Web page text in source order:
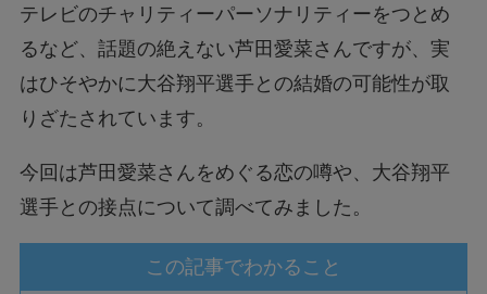
テレビのチャリティーパーソナリティーをつとめ
るなど、話題の絶えない芦田愛菜さんですが、実
はひそやかに大谷翔平選手との結婚の可能性が取
りざたされています。
今回は芦田愛菜さんをめぐる恋の噂や、大谷翔平
選手との接点について調べてみました。
この記事でわかること